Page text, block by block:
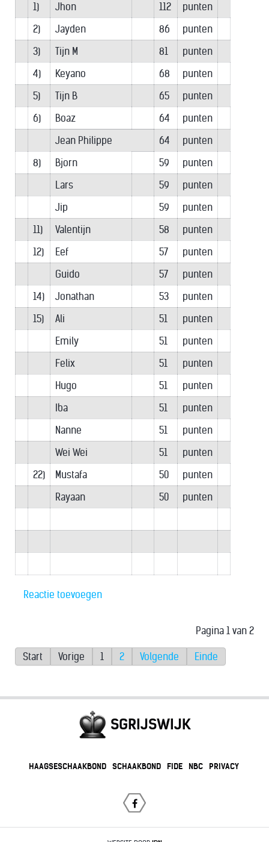
1) Jhon 112
punten
2)
Jayden 86
punten
3)
Tijn M 81
punten
4)
Keyano 68
punten
5)
Tijn B 65
punten
6)
Boaz 64
punten
Jean Philippe
64
punten
8)
Bjorn 59
punten
Lars
59
punten
Jip
59
punten
11)
Valentijn 58
punten
12)
Eef 57
punten
Guido
57
punten
14)
Jonathan 53
punten
15)
Ali 51
punten
Emily
51
punten
Felix
51
punten
Hugo
51
punten
Iba
51
punten
Nanne
51
punten
Wei Wei
51
punten
22)
Mustafa 50
punten
Rayaan
50 punten
Reactie toevoegen
Pagina 1 van 2
Start Vorige 1 2 Volgende Einde
SGRIJSWIJK
HAAGSESCHAAKBOND SCHAAKBOND FIDE NBC PRIVACY